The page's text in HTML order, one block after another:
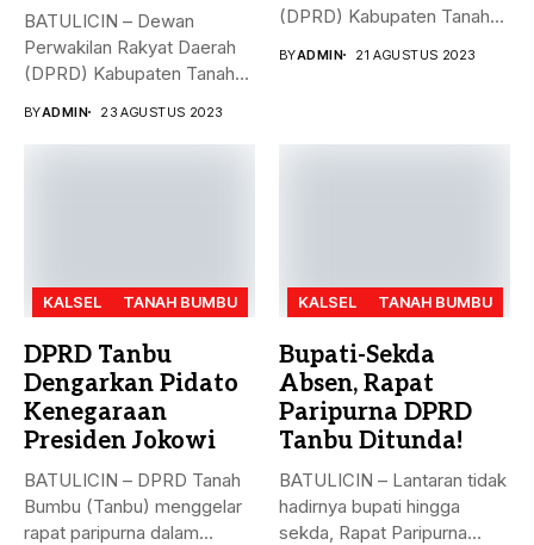
BATULICIN – Dewan
Perwakilan Rakyat Daerah
(DPRD) Kabupaten Tanah
BYADMIN 23 AGUSTUS 2023
(DPRD) Kabupaten Tanah
BYADMIN 21 AGUSTUS 2023
KALSEL TANAH BUMBU
DPRD Tanbu
Dengarkan Pidato
Kenegaraan
Presiden Jokowi
BATULICIN – DPRD Tanah
Bumbu (Tanbu) menggelar
rapat paripurna dalam
KALSEL TANAH BUMBU
Bupati-Sekda
Absen, Rapat
Paripurna DPRD
Tanbu Ditunda!
BATULICIN – Lantaran tidak
hadirnya bupati hingga
sekda, Rapat Paripurna